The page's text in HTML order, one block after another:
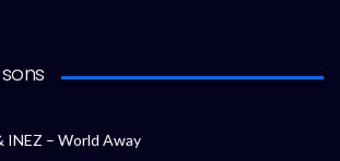
INEZ – World Away